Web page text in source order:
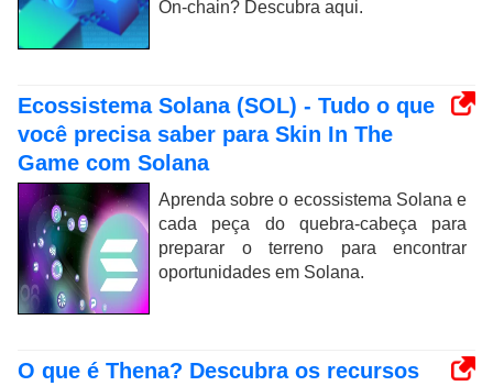
On-chain? Descubra aqui.
Ecossistema Solana (SOL) - Tudo o que
você precisa saber para Skin In The
Game com Solana
Aprenda sobre o ecossistema Solana e
cada peça do quebra-cabeça para
preparar o terreno para encontrar
oportunidades em Solana.
O que é Thena? Descubra os recursos